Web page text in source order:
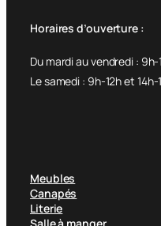
Horaires d’ouverture :
Du mardi au vendredi :
Le samedi : 9h-12h et 14h-
Meubles
Canapés
Literie